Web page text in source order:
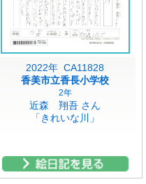
2022年 CA11828
香美市立香長小学校
2年
近森 翔吾 さん
「きれいな川」